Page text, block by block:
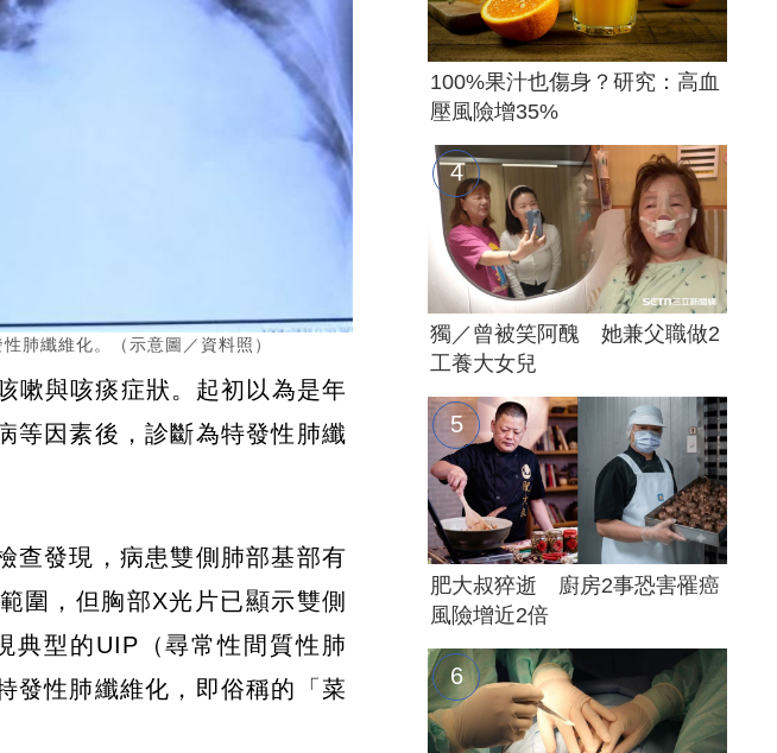
肺纖維化。（示意圖／資料照）
嗽與咳痰症狀。起初以為是年
等因素後，診斷為特發性肺纖
查發現，病患雙側肺部基部有
圍，但胸部X光片已顯示雙側
典型的UIP（尋常性間質性肺
發性肺纖維化，即俗稱的「菜
100%果汁也傷身？研究：高血
壓風險增35%
獨／曾被笑阿醜 她兼父職做2
工養大女兒
肥大叔猝逝 廚房2事恐害罹癌
風險增近2倍